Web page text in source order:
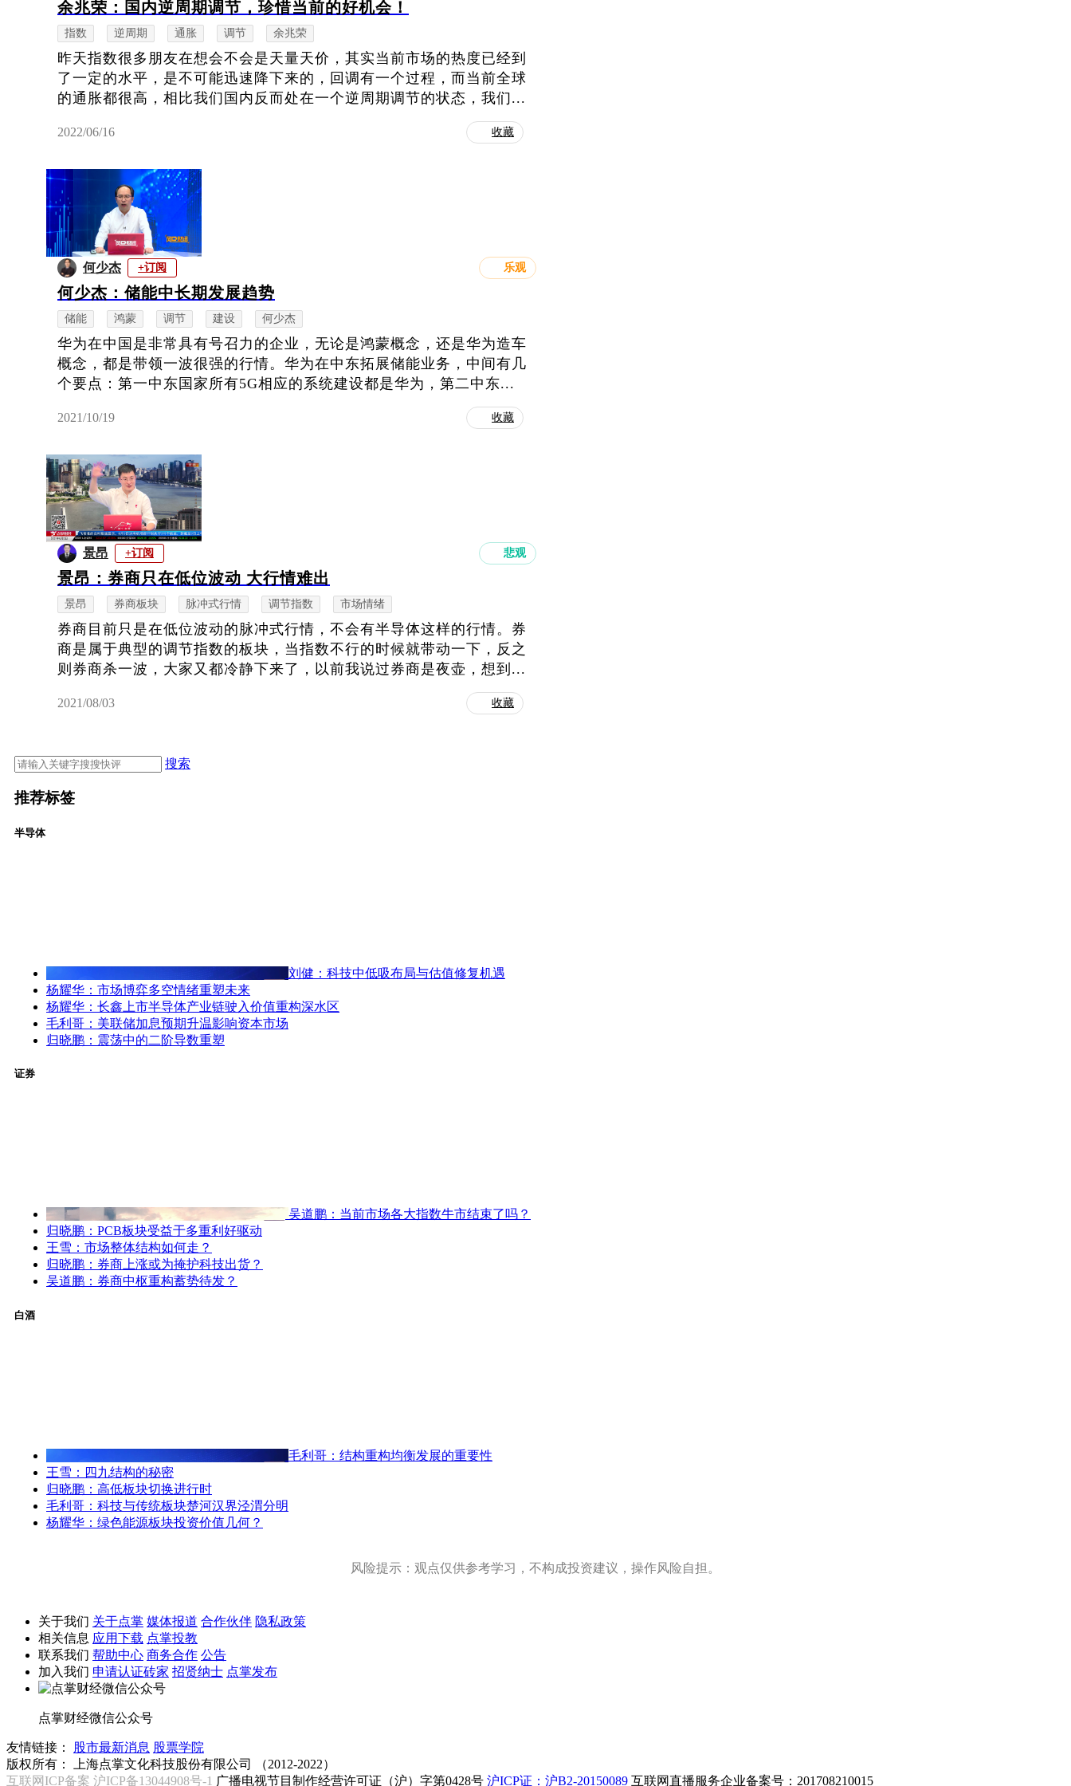
余兆荣：国内逆周期调节，珍惜当前的好机会！
指数 逆周期 通胀 调节 余兆荣
昨天指数很多朋友在想会不会是天量天价，其实当前市场的热度已经到
了一定的水平，是不可能迅速降下来的，回调有一个过程，而当前全球
的通胀都很高，相比我们国内反而处在一个逆周期调节的状态，我们...
2022/06/16 收藏
何少杰 +订阅 乐观
何少杰：储能中长期发展趋势
储能 鸿蒙 调节 建设 何少杰
华为在中国是非常具有号召力的企业，无论是鸿蒙概念，还是华为造车
概念，都是带领一波很强的行情。华为在中东拓展储能业务，中间有几
个要点：第一中东国家所有5G相应的系统建设都是华为，第二中东...
2021/10/19 收藏
景昂 +订阅 悲观
景昂：券商只在低位波动 大行情难出
景昂 券商板块 脉冲式行情 调节指数 市场情绪
券商目前只是在低位波动的脉冲式行情，不会有半导体这样的行情。券
商是属于典型的调节指数的板块，当指数不行的时候就带动一下，反之
则券商杀一波，大家又都冷静下来了，以前我说过券商是夜壶，想到...
2021/08/03 收藏
搜索
推荐标签
半导体
刘健：科技中低吸布局与估值修复机遇
杨耀华：市场博弈多空情绪重塑未来
杨耀华：长鑫上市半导体产业链驶入价值重构深水区
毛利哥：美联储加息预期升温影响资本市场
归晓鹏：震荡中的二阶导数重塑
证券
吴道鹏：当前市场各大指数牛市结束了吗？
归晓鹏：PCB板块受益于多重利好驱动
王雪：市场整体结构如何走？
归晓鹏：券商上涨或为掩护科技出货？
吴道鹏：券商中枢重构蓄势待发？
白酒
毛利哥：结构重构均衡发展的重要性
王雪：四九结构的秘密
归晓鹏：高低板块切换进行时
毛利哥：科技与传统板块楚河汉界泾渭分明
杨耀华：绿色能源板块投资价值几何？
风险提示：观点仅供参考学习，不构成投资建议，操作风险自担。
关于我们 关于点掌 媒体报道 合作伙伴 隐私政策
相关信息 应用下载 点掌投教
联系我们 帮助中心 商务合作 公告
加入我们 申请认证砖家 招贤纳士 点掌发布
点掌财经微信公众号
友情链接： 股市最新消息 股票学院
版权所有：
上海点掌文化科技股份有限公司 （2012-2022）
互联网ICP备案 沪ICP备13044908号-1 广播电视节目制作经营许可证（沪）字第0428号 沪ICP证：沪B2-20150089 互联网直播服务企业备案号：201708210015